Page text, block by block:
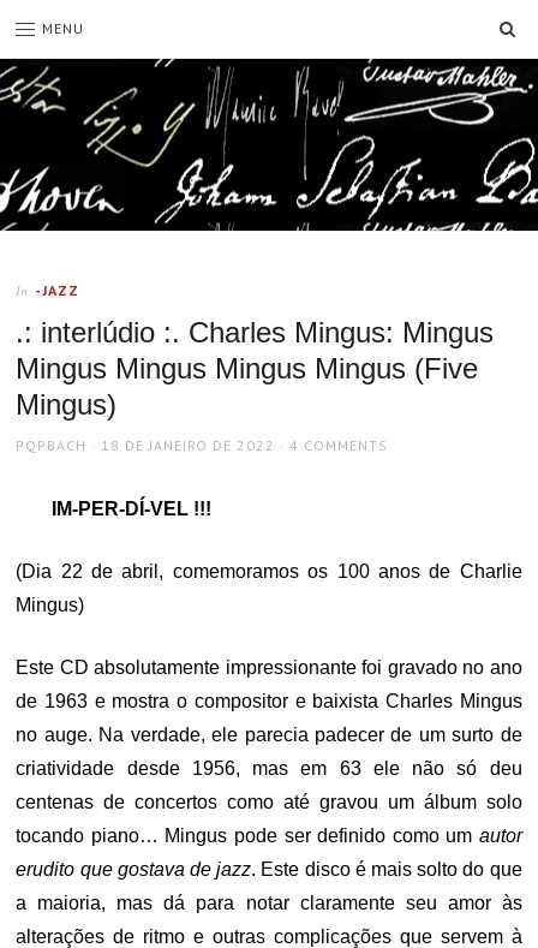
MENU
In -JAZZ
.: interlúdio :. Charles Mingus: Mingus
Mingus Mingus Mingus Mingus (Five
Mingus)
AUTHOR
PQPBACH
POSTED
18 DE JANEIRO DE 2022 4 COMMENTS
IM-PER-DÍ-VEL !!!
(Dia 22 de abril, comemoramos os 100 anos de Charlie
Mingus)
Este CD absolutamente impressionante foi gravado no ano
de 1963 e mostra o compositor e baixista Charles Mingus
no auge. Na verdade, ele parecia padecer de um surto de
criatividade desde 1956, mas em 63 ele não só deu
centenas de concertos como até gravou um álbum solo
tocando piano… Mingus pode ser definido como um autor
erudito que gostava de jazz. Este disco é mais solto do que
a maioria, mas dá para notar claramente seu amor às
alterações de ritmo e outras complicações que servem à